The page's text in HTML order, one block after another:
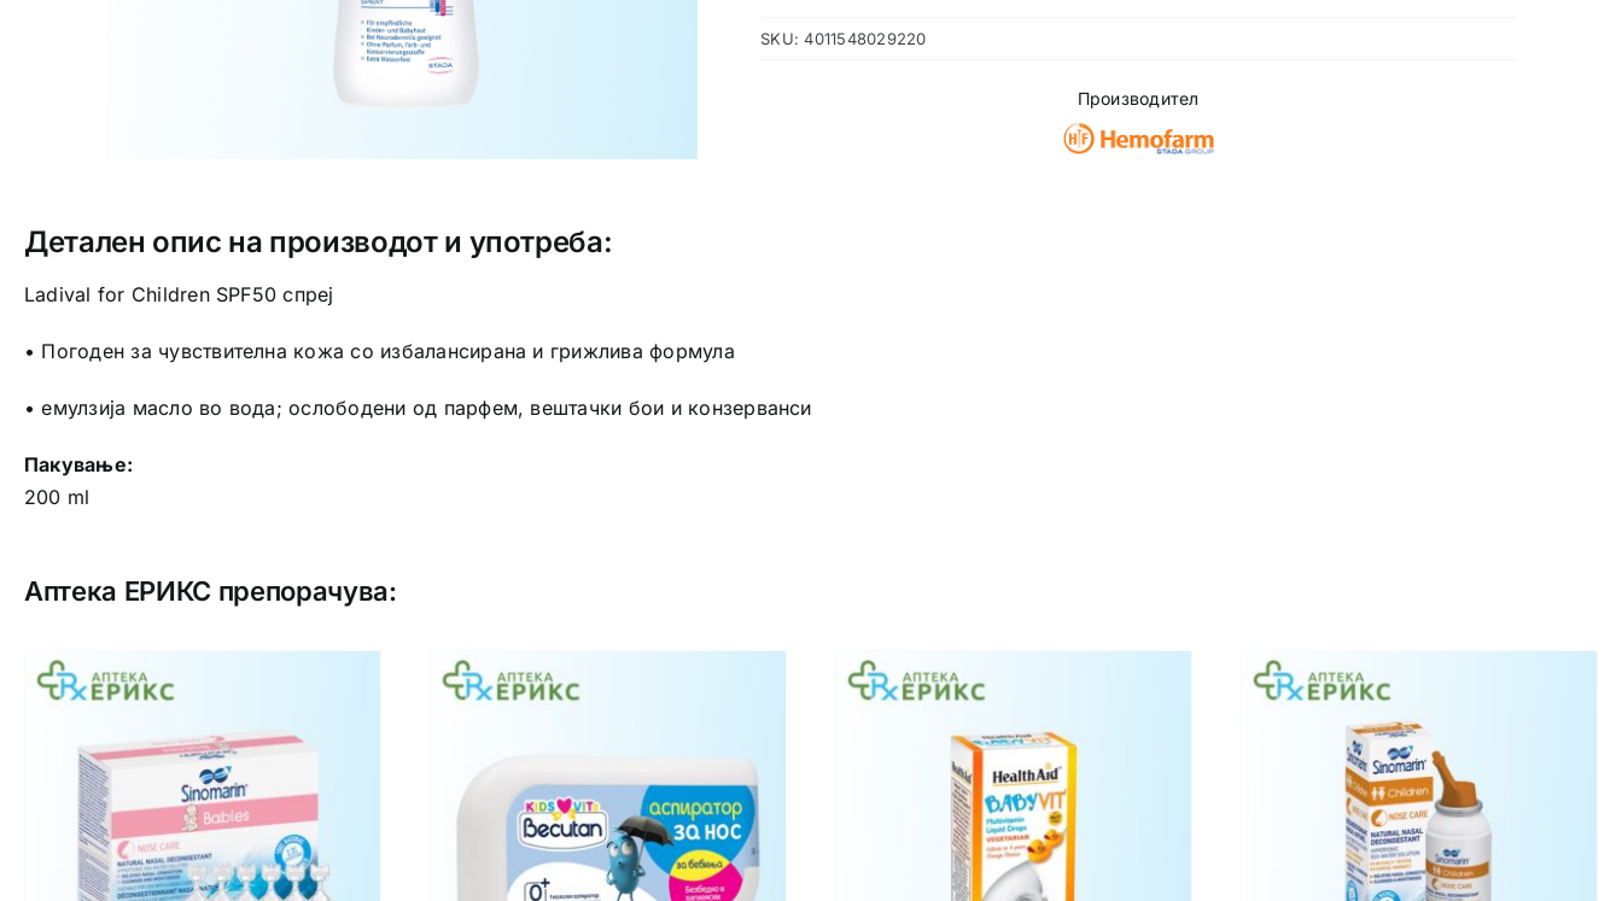
SKU:4011548029220
Производител
Детален опис на производот и употреба:
Ladival for Children SPF50 спреј
• Погоден за чувствителна кожа со избалансирана и грижлива формула
• емулзија масло во вода; ослободени од парфем, вештачки бои и конзерванси
Пакување:
200 ml
Аптека ЕРИКС препорачува: